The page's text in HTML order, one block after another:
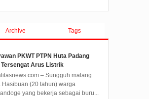
Archive Tags
PKWT PTPN Huta Padang
Tersengat Arus Listrik
– Sungguh malang
Hasibuan (20 tahun) warga
yang bekerja sebagai buru...